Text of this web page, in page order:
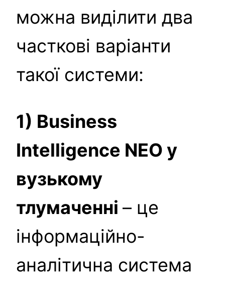
можна виділити два
часткові варіанти
такої системи:
1) Business
Intelligence NEO у
вузькому
тлумаченні – це
інформаційно-
аналітична система